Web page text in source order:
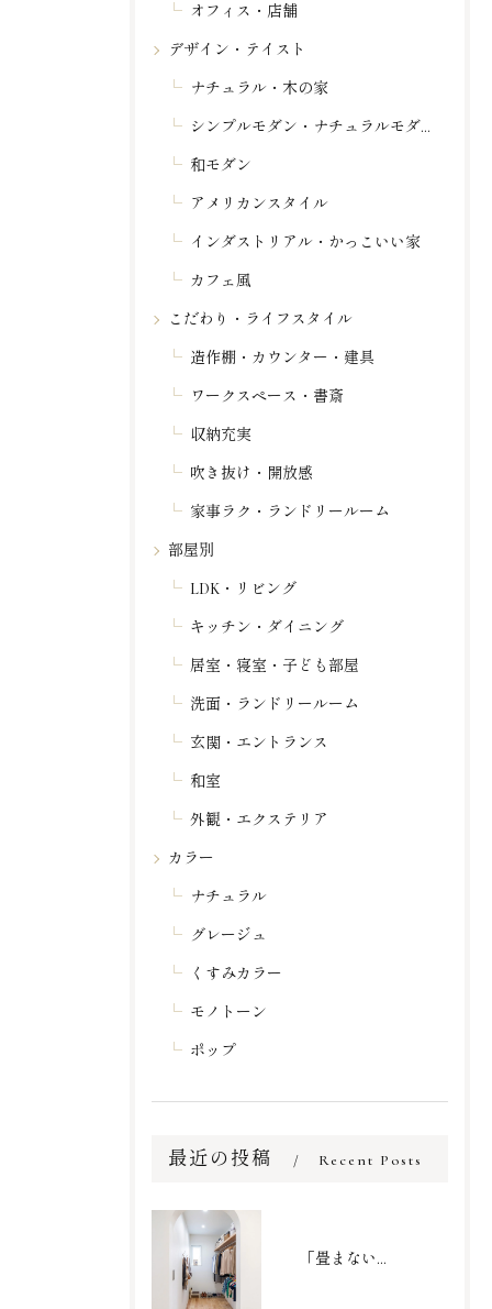
オフィス・店舗
デザイン・テイスト
ナチュラル・木の家
シンプルモダン・ナチュラルモダン
和モダン
アメリカンスタイル
インダストリアル・かっこいい家
カフェ風
こだわり・ライフスタイル
造作棚・カウンター・建具
ワークスペース・書斎
収納充実
吹き抜け・開放感
家事ラク・ランドリールーム
部屋別
LDK・リビング
キッチン・ダイニング
居室・寝室・子ども部屋
洗面・ランドリールーム
玄関・エントランス
和室
外観・エクステリア
カラー
ナチュラル
グレージュ
くすみカラー
モノトーン
ポップ
最近の投稿 Recent Posts
「畳まない収納」で家事を劇的時短！家族の衣類がまるごと収まるファミリークローゼット